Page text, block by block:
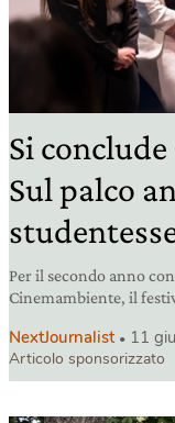
Si
Sul palco
Per il secondo anno
Cinemambiente, il
NextJournalist 11
Articolo sponsorizzato